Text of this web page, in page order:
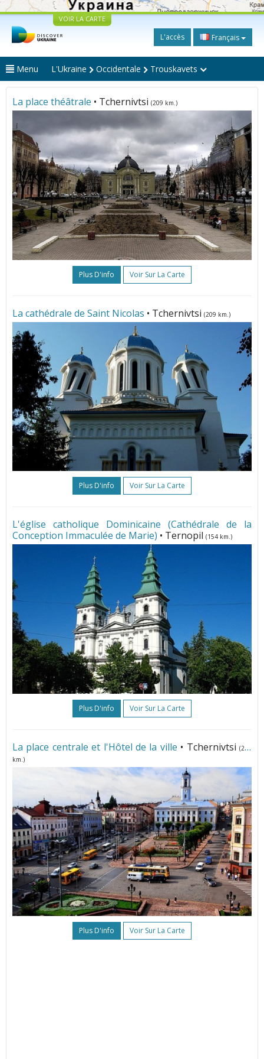
VOIR LA CARTE
L'accès Français
Menu L'Ukraine Occidentale Trouskavets
La place théâtrale • Tchernivtsi (209 km.)
Plus D'info Voir Sur La Carte
La cathédrale de Saint Nicolas • Tchernivtsi (209 km.)
Plus D'info Voir Sur La Carte
L'église catholique Dominicaine (Cathédrale de la
Conception Immaculée de Marie) • Ternopil (154 km.)
Plus D'info Voir Sur La Carte
La place centrale et l'Hôtel de la ville • Tchernivtsi(209
km.)
Plus D'info Voir Sur La Carte